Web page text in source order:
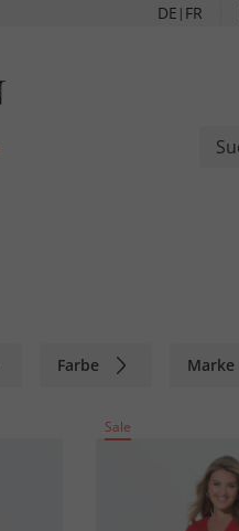
DE | FR
Farbe Marke
Sale